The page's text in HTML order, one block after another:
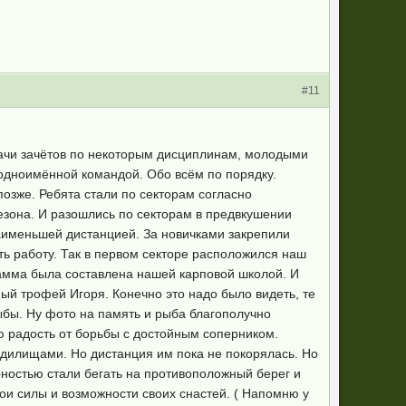
#11
зачётов по некоторым дисциплинам, молодыми
командой. Обо всём по порядку.
Ребята стали по секторам согласно
И разошлись по секторам в предвкушении
дистанцией. За новичками закрепили
работу. Так в первом секторе расположился наш
была составлена нашей карповой школой. И
трофей Игоря. Конечно это надо было видеть, те
Ну фото на память и рыба благополучно
от борьбы с достойным соперником.
Но дистанция им пока не покорялась. Но
стали бегать на противоположный берег и
силы и возможности своих снастей. ( Напомню у